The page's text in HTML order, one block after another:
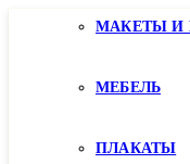
МАКЕТЫ И
МЕБЕЛЬ
ПЛАКАТЫ